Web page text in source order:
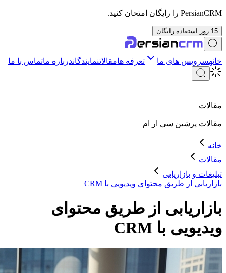
PersianCRM را رایگان امتحان کنید.
15 روز استفاده رایگان
خانهسرویس های ما تعرفه هامقالاتنمایندگاندرباره ماتماس با ما
مقالات
مقالات پرشین سی ار ام
خانه
مقالات
تبلیغات و بازاریابی
بازاریابی از طریق محتوای ویدیویی با CRM
بازاریابی از طریق محتوای
ویدیویی با CRM